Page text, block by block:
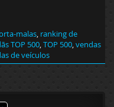
malas ranking de
TOP 500 TOP 500 vendas
de veículos